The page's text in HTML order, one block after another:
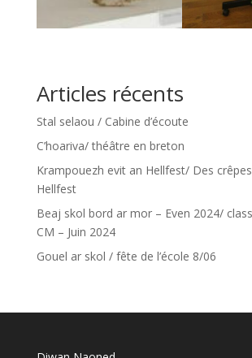
Articles récents
Stal selaou / Cabine d’écoute
C’hoariva/ théâtre en breton
Krampouezh evit an Hellfest/ Des
Hellfest
Beaj skol bord ar mor – Even 2024/
CM – Juin 2024
Gouel ar skol / fête de l’école 8/06